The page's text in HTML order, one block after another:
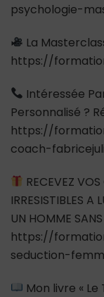
psychologie-
La
https://
Intéressée
Personnalisé ?
https://
coach-
RECEVEZ
IRRESISTIBLES A
UN HOMME
https://
seduction-
Mon livre «